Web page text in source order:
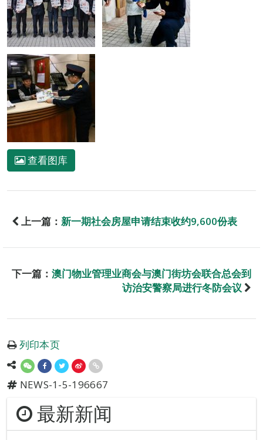
查看图库
上一篇： 新一期社会房屋申请结束收约9,600份表
下一篇： 澳门物业管理业商会与澳门街坊会联合总会到
访治安警察局进行冬防会议
列印本页
NEWS-1-5-196667
最新新闻